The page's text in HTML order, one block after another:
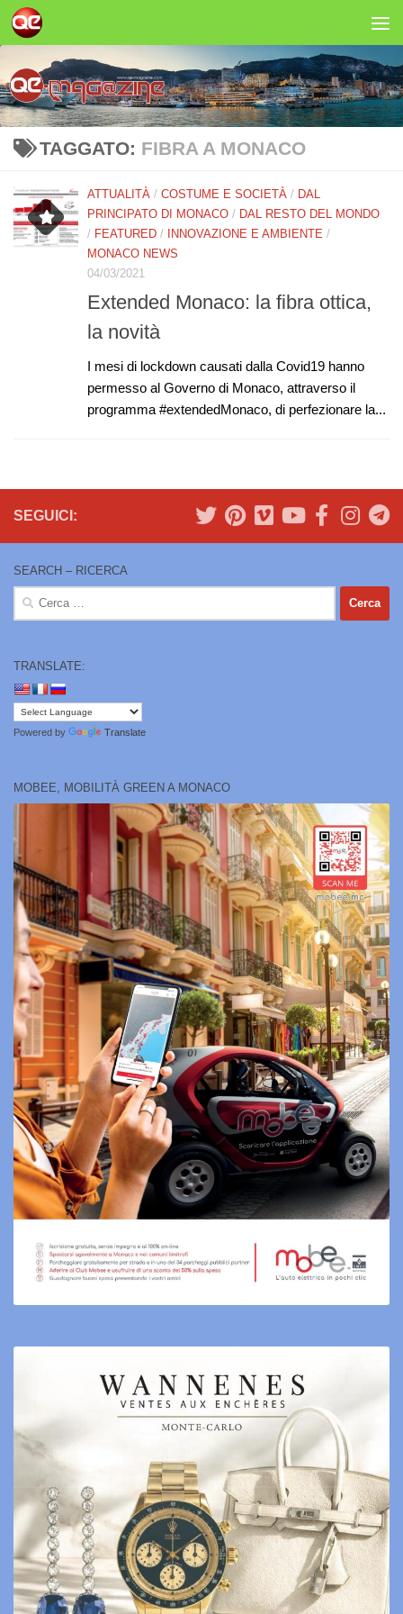
Salta al contenuto
TAGGATO: FIBRA A MONACO
ATTUALITÀ / COSTUME E SOCIETÀ / DAL
PRINCIPATO DI MONACO / DAL RESTO DEL MONDO
/ FEATURED / INNOVAZIONE E AMBIENTE /
MONACO NEWS
04/03/2021
Extended Monaco: la fibra ottica,
la novità
I mesi di lockdown causati dalla Covid19 hanno
permesso al Governo di Monaco, attraverso il
programma #extendedMonaco, di perfezionare la...
SEGUICI:
SEARCH – RICERCA
Ricerca
TRANSLATE:
Powered by Translate
MOBEE, MOBILITÀ GREEN A MONACO